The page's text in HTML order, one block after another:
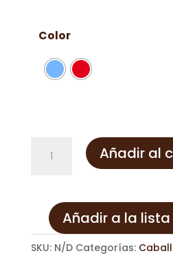
Color
Limpiacascos
cantidad
Añadir al
Añadir a la
SKU: N/D Categorías: